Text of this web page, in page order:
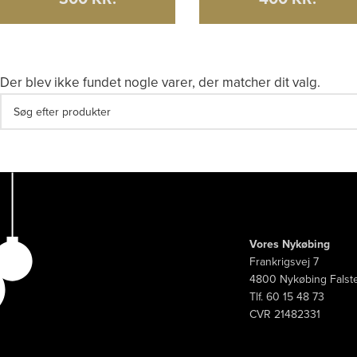
Der blev ikke fundet nogle varer, der matcher dit valg.
Vores Nykøbing
Frankrigsvej 7
4800 Nykøbing
Tlf. 60 15 48 73
CVR 21482331